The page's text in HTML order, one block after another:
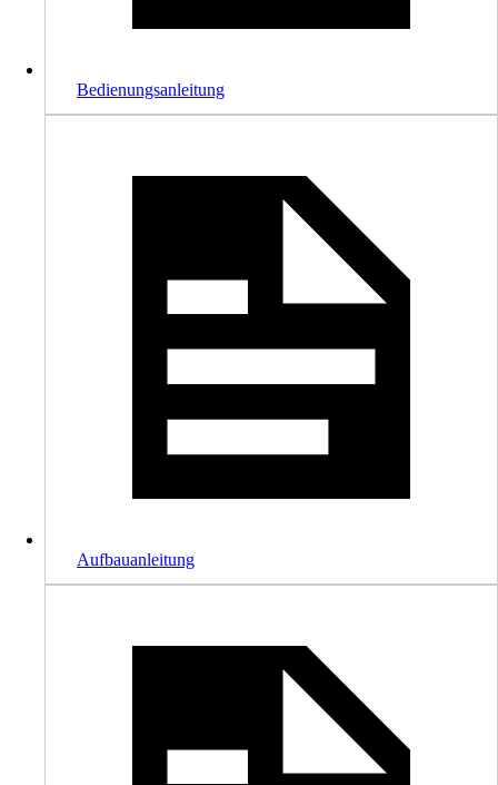
Bedienungsanleitung
Aufbauanleitung